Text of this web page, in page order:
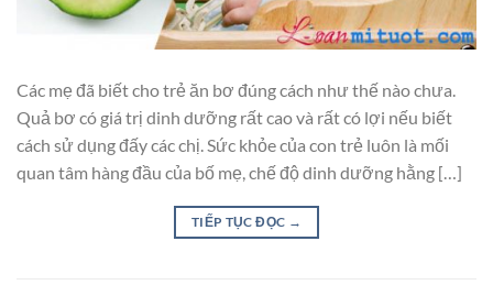
Các mẹ đã biết cho trẻ ăn bơ đúng cách như thế nào chưa.
Quả bơ có giá trị dinh dưỡng rất cao và rất có lợi nếu biết
cách sử dụng đấy các chị. Sức khỏe của con trẻ luôn là mối
quan tâm hàng đầu của bố mẹ, chế độ dinh dưỡng hằng […]
TIẾP TỤC ĐỌC →